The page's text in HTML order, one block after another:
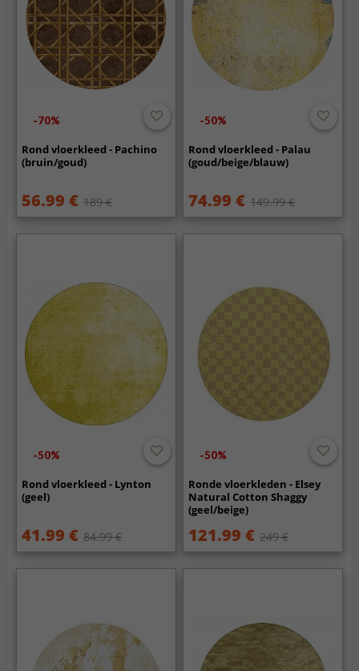
-70%
Rond vloerkleed - Pachino
(bruin/goud)
56.99 € 189 €
-50%
Rond vloerkleed - Palau
(goud/beige/blauw)
74.99 € 149.99 €
-50%
Rond vloerkleed - Lynton
(geel)
41.99 € 84.99 €
-50%
Ronde vloerkleden - Elsey
Natural Cotton Shaggy
(geel/beige)
121.99 € 249 €